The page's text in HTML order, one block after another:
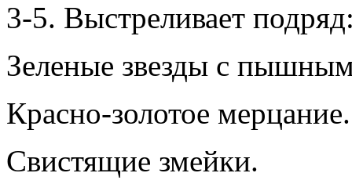
3-5. Выстреливает
Зеленые звезды с
Красно-золотое мерцание.
Свистящие змейки.